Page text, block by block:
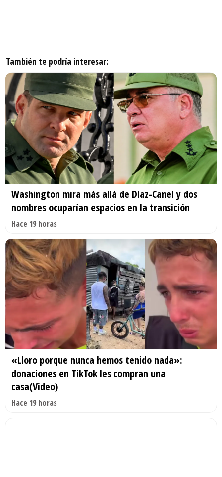
También te podría interesar:
Washington mira más allá de Díaz-Canel y dos
nombres ocuparían espacios en la transición
Hace 19 horas
«Lloro porque nunca hemos tenido nada»:
donaciones en TikTok les compran una
casa(Video)
Hace 19 horas